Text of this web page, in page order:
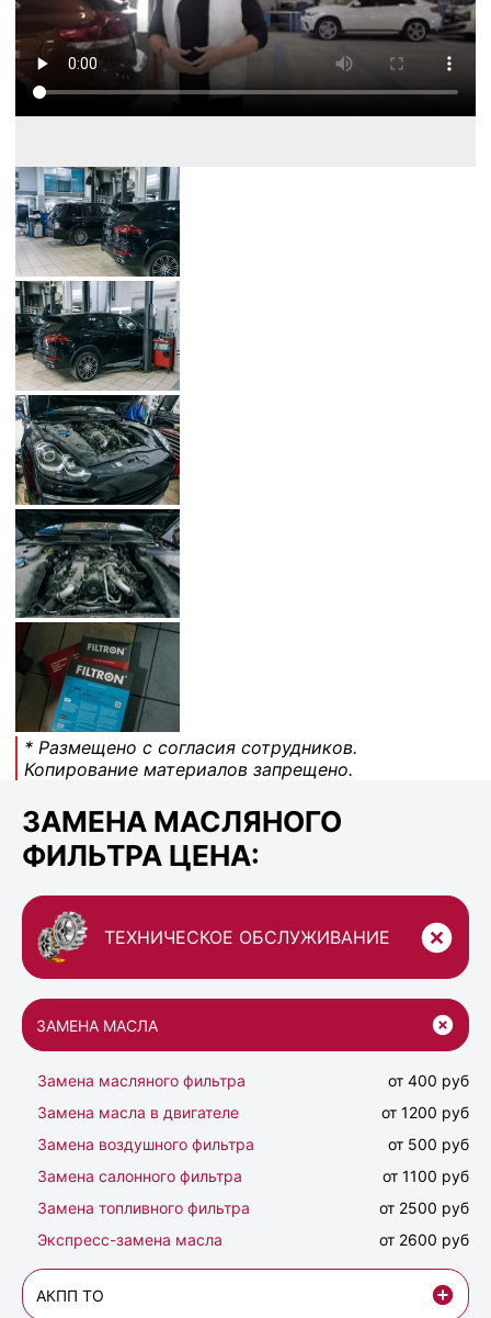
* Размещено с согласия сотрудников.
Копирование материалов запрещено.
ЗАМЕНА МАСЛЯНОГО
ФИЛЬТРА ЦЕНА:
ТЕХНИЧЕСКОЕ ОБСЛУЖИВАНИЕ
ЗАМЕНА МАСЛА
Замена масляного фильтра
от 400 руб
Замена масла в двигателе
от 1200 руб
Замена воздушного фильтра
от 500 руб
Замена салонного фильтра
от 1100 руб
Замена топливного фильтра
от 2500 руб
Экспресс-замена масла
от 2600 руб
АКПП ТО